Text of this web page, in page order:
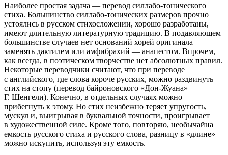
Наиболее простая задача — перевод силлабо-тонического
стиха. Большинство силлабо-тонических размеров прочно
устоялись в русском стихосложении, хорошо разработаны,
имеют длительную литературную традицию. В подавляющем
большинстве случаев нет оснований хорей оригинала
заменять дактилем или амфибрахий — анапестом. Впрочем,
как всегда, в поэтическом творчестве нет абсолютных правил.
Некоторые переводчики считают, что при переводе
с английского, где слова короче русских, можно раздвинуть
стих на стопу (перевод байроновского «Дон-Жуана»
Г. Шенгели). Конечно, в отдельных случаях можно
прибегнуть к этому. Но стих неизбежно теряет упругость,
мускул и, выигрывая в буквальной точности, проигрывает
в художественной силе. Кроме того, повторяю, необычайна
емкость русского стиха и русского слова, разницу в «длине»
можно искупить, используя эту емкость.